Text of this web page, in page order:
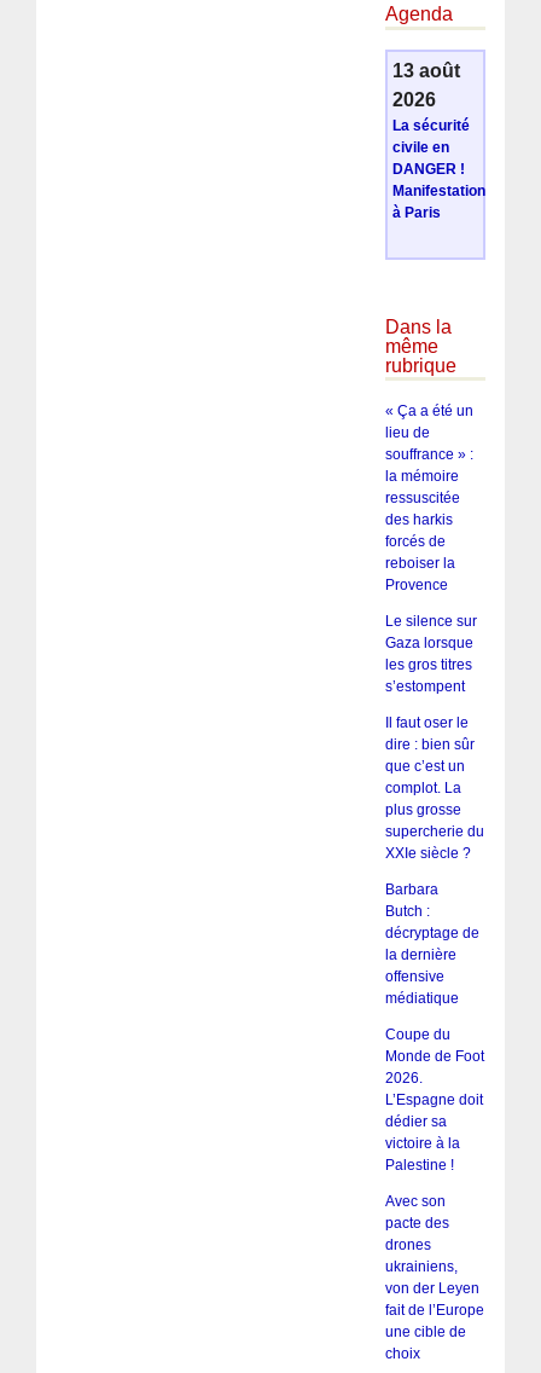
Agenda
13 août
2026
La sécurité
civile en
DANGER !
Manifestation
à Paris
Dans la
même
rubrique
« Ça a été un
lieu de
souffrance » :
la mémoire
ressuscitée
des harkis
forcés de
reboiser la
Provence
Le silence sur
Gaza lorsque
les gros titres
s’estompent
Il faut oser le
dire : bien sûr
que c’est un
complot. La
plus grosse
supercherie du
XXIe siècle ?
Barbara
Butch :
décryptage de
la dernière
offensive
médiatique
Coupe du
Monde de Foot
2026.
L’Espagne doit
dédier sa
victoire à la
Palestine !
Avec son
pacte des
drones
ukrainiens,
von der Leyen
fait de l’Europe
une cible de
choix